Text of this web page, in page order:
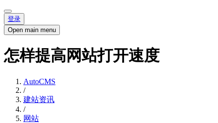
登录
Open main menu
怎样提高网站打开速度
AutoCMS
/
建站资讯
/
网站